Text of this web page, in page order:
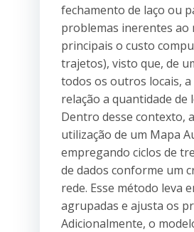
fechamento de laço ou
problemas inerentes ao
principais o custo
trajetos), visto que, de
todos os outros locais,
relação a quantidade de
Dentro desse contexto,
utilização de um Mapa
empregando ciclos de
de dados conforme um
rede. Esse método leva
agrupadas e ajusta os
Adicionalmente, o